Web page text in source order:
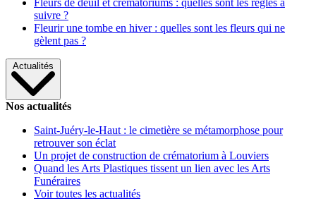
Fleurs de deuil et crématoriums : quelles sont les règles à
suivre ?
Fleurir une tombe en hiver : quelles sont les fleurs qui ne
gèlent pas ?
Actualités
Nos actualités
Saint-Juéry-le-Haut : le cimetière se métamorphose pour
retrouver son éclat
Un projet de construction de crématorium à Louviers
Quand les Arts Plastiques tissent un lien avec les Arts
Funéraires
Voir toutes les actualités